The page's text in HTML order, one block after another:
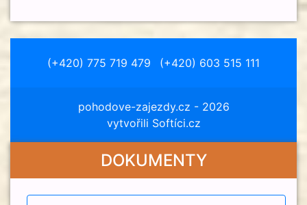
(+420) 775 719 479 (+420) 603 515 111
pohodove-zajezdy.cz - 2026
vytvořili Softíci.cz
DOKUMENTY